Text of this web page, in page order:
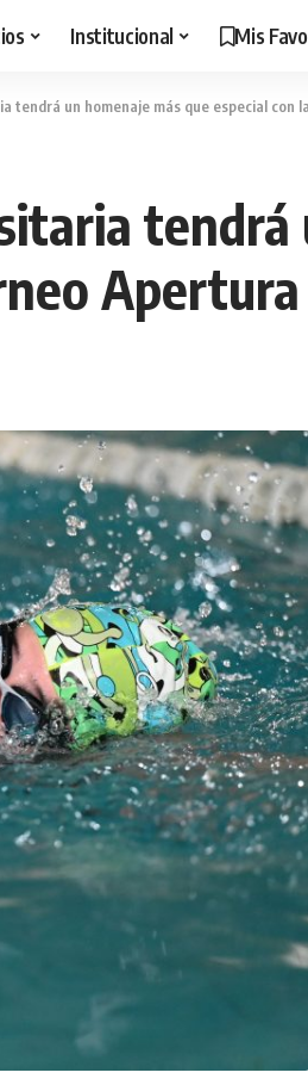
Institucional Mis
tendrá un homenaje más que especial con
tendrá
Apertura